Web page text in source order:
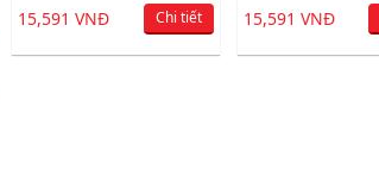
15,591 VNĐ Chi tiết 15,591 VNĐ